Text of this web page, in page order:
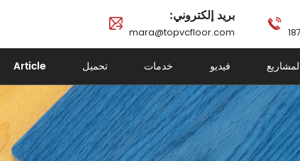
بريد إلكتروني:
mara@topvcfloor.com
فيديو خدمات تحميل Article